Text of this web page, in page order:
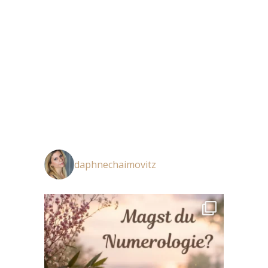
daphnechaimovitz